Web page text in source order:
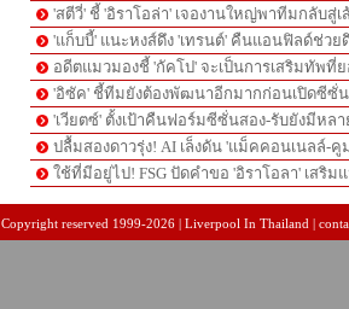
'สตีวี่' ชี้ 'อิราโอล่า' เจองานใหญ่พาทีมกลับสู่
'แก็บบี้' แนะหงส์ดึง 'เทรนต์' คืนแอนฟิลด์ช่วย
อดีตแมวมองชี้ 'กัคโป' จะเป็นการเสริมทัพที่
'อิซัค' ชี้ทีมยังต้องพัฒนาอีกมากก่อนเปิดซีซั่
'เวียตซ์' ตั้งเป้าคืนฟอร์มซีซั่นสอง-รับยังมีหล
ปลื้มสองดาวรุ่ง! AI เล็งดัน 'แม็คคอนเนลล์-
ใช้ที่มีอยู่ไป! FSG ปัดคำขอ 'อิราโอลา' เสริม
Copyright reserved 1999-2026 | Liverpool In Thailand |